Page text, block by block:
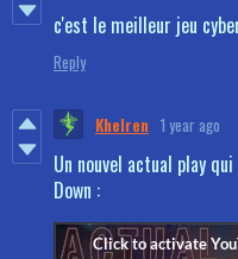
c'est le meilleur jeu
Reply
Khelren 1 year ago
Un nouvel actual play
Down :